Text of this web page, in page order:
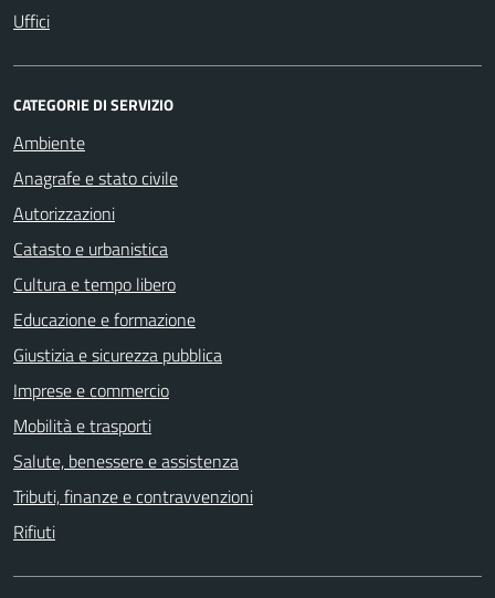
Uffici
CATEGORIE DI SERVIZIO
Ambiente
Anagrafe e stato civile
Autorizzazioni
Catasto e urbanistica
Cultura e tempo libero
Educazione e formazione
Giustizia e sicurezza pubblica
Imprese e commercio
Mobilità e trasporti
Salute, benessere e assistenza
Tributi, finanze e contravvenzioni
Rifiuti